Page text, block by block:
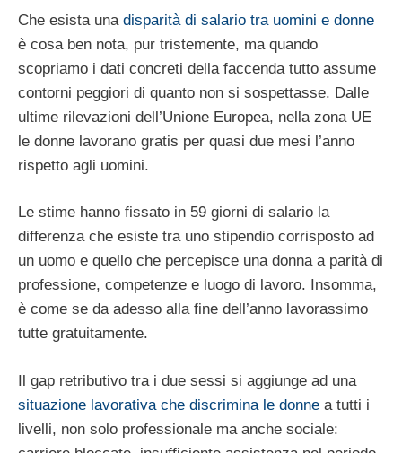
Che esista una disparità di salario tra uomini e donne
è cosa ben nota, pur tristemente, ma quando
scopriamo i dati concreti della faccenda tutto assume
contorni peggiori di quanto non si sospettasse. Dalle
ultime rilevazioni dell’Unione Europea, nella zona UE
le donne lavorano gratis per quasi due mesi l’anno
rispetto agli uomini.
Le stime hanno fissato in 59 giorni di salario la
differenza che esiste tra uno stipendio corrisposto ad
un uomo e quello che percepisce una donna a parità di
professione, competenze e luogo di lavoro. Insomma,
è come se da adesso alla fine dell’anno lavorassimo
tutte gratuitamente.
Il gap retributivo tra i due sessi si aggiunge ad una
situazione lavorativa che discrimina le donne a tutti i
livelli, non solo professionale ma anche sociale: